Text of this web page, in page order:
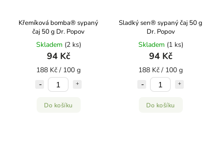
Křemíková bomba® sypaný
čaj 50 g Dr. Popov
Skladem (2 ks)
94 Kč
188 Kč / 100 g
Do košíku
Sladký sen® sypaný čaj 50 g
Dr. Popov
Skladem (1 ks)
94 Kč
188 Kč / 100 g
Do košíku